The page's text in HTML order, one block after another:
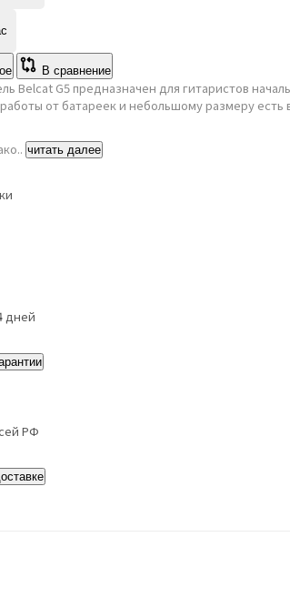
В сравнение
Belcat G5 предназначен для гитаристов
от батареек и небольшому размеру есть
читать далее
дней
РФ